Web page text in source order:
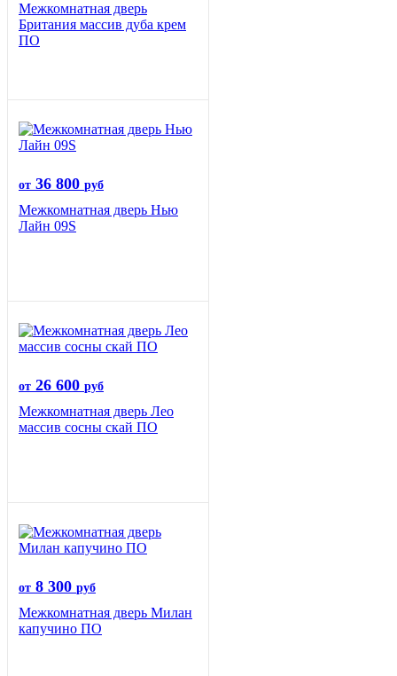
Межкомнатная дверь
Британия массив дуба крем
ПО
от 36 800 руб
Межкомнатная дверь Нью
Лайн 09S
от 26 600 руб
Межкомнатная дверь Лео
массив сосны скай ПО
от 8 300 руб
Межкомнатная дверь Милан
капучино ПО